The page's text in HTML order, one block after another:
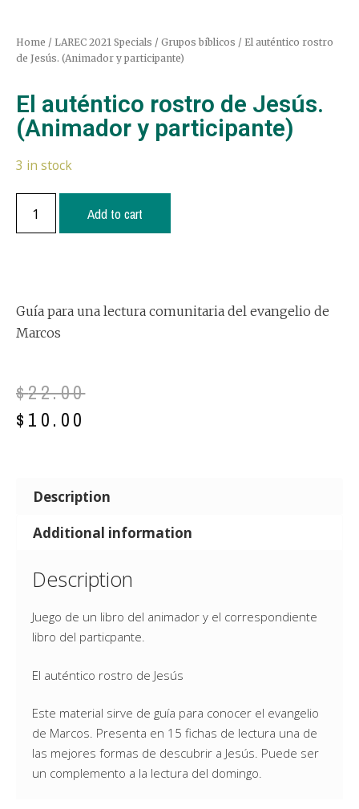
Home / LAREC 2021 Specials / Grupos bíblicos / El auténtico rostro
de Jesús. (Animador y participante)
El auténtico rostro de Jesús.
(Animador y participante)
3 in stock
Add to cart
Guía para una lectura comunitaria del evangelio de
Marcos
$22.00
$ 10.00
Description
Additional information
Description
Juego de un libro del animador y el correspondiente
libro del particpante.
El auténtico rostro de Jesús
Este material sirve de guía para conocer el evangelio
de Marcos. Presenta en 15 fichas de lectura una de
las mejores formas de descubrir a Jesús. Puede ser
un complemento a la lectura del domingo.